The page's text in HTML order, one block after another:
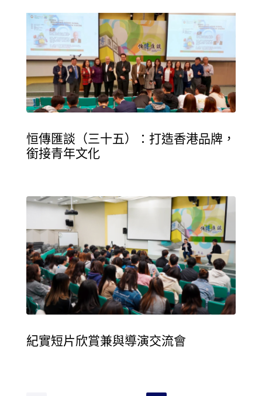
恒傳匯談（三十五）：打造香港品牌，
銜接青年文化
紀實短片欣賞兼與導演交流會